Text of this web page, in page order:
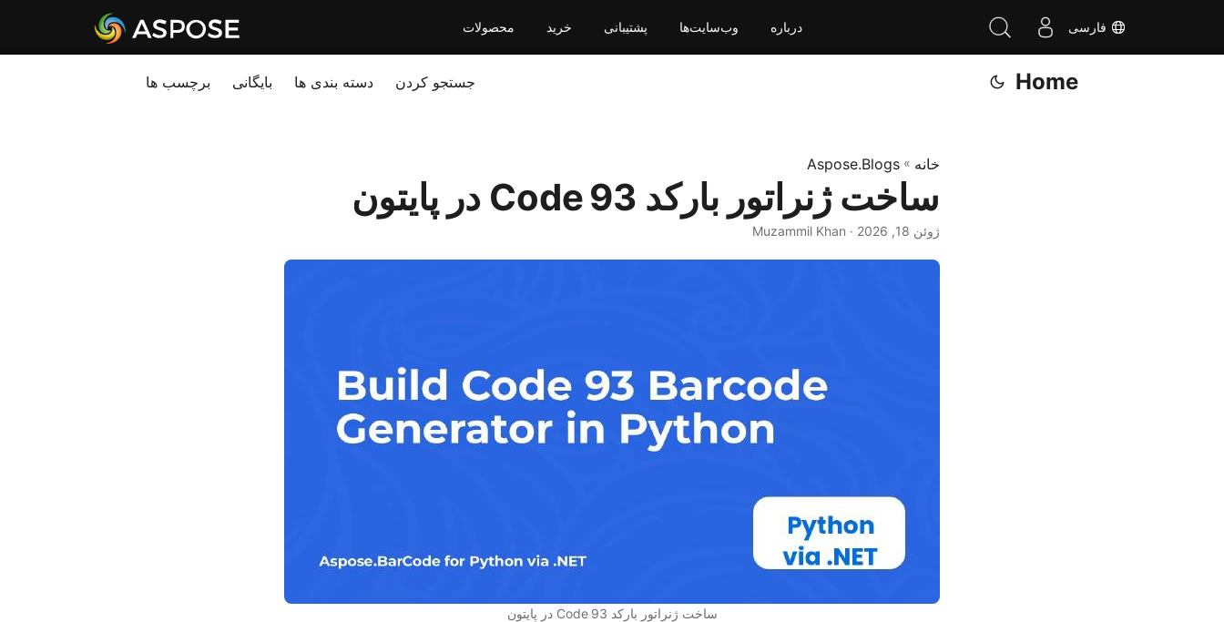
فارسی محصولات خرید پشتیبانی وب‌سایت‌ها درباره
Home جستجو کردن دسته بندی ها بایگانی برچسب ها
خانه »
Aspose.Blogs
ساخت ژنراتور بارکد Code 93 در پایتون
ژوئن 18, 2026 · Muzammil Khan
ساخت ژنراتور بارکد Code 93 در پایتون